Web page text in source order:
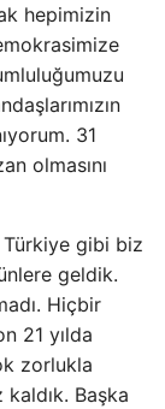
hepimizin
31
olmasını
gibi biz
geldik.
Hiçbir
21 yılda
zorlukla
Başka